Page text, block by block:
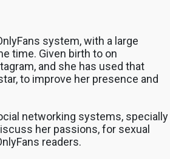
system, with a large
time. Given birth to on
and she has used that
to improve her presence and
networking systems, specially
her passions, for sexual
readers.